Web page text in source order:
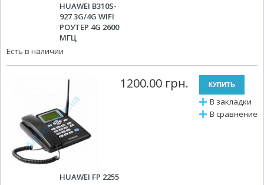
HUAWEI B310S-
927 3G/4G WIFI
РОУТЕР 4G 2600
МГЦ
Есть в наличии
В закладки
В сравнение
1200.00 грн.
HUAWEI FP 2255